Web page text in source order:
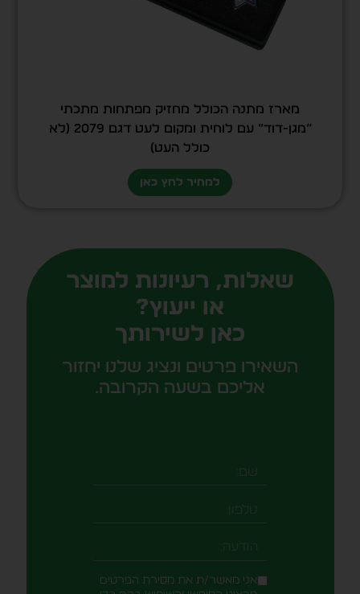
מארז מתנה הכולל מחזיק מפתחות מתכתי
“מגן-דוד” עם לוחית ומקום לעט דגם 2079 (לא
כולל העט)
למחיר לחץ כאן
שאלות, רעיונות למוצר
או ייעוץ?
כאן לשירותך
השאירו פרטים ונציג שלנו יחזור
אליכם בשעה הקרובה.
שם
טלפון
הודעה
אני מאשר/ת את מסירת הפרטים